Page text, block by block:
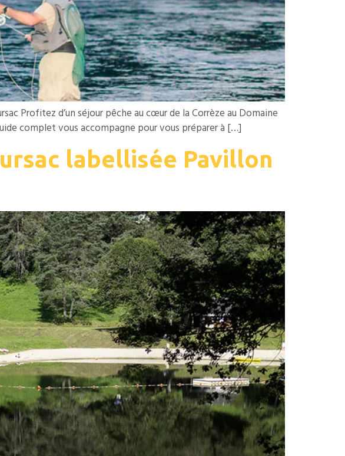
Profitez d’un séjour pêche au cœur de la Corrèze au Domaine
complet vous accompagne pour vous préparer à […]
labellisée Pavillon